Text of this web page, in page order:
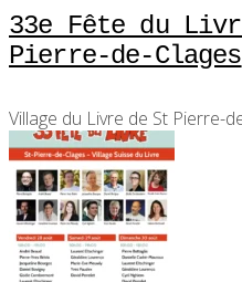
33e Fête du
Pierre-de-Clages
Village du Livre de St Pierre-